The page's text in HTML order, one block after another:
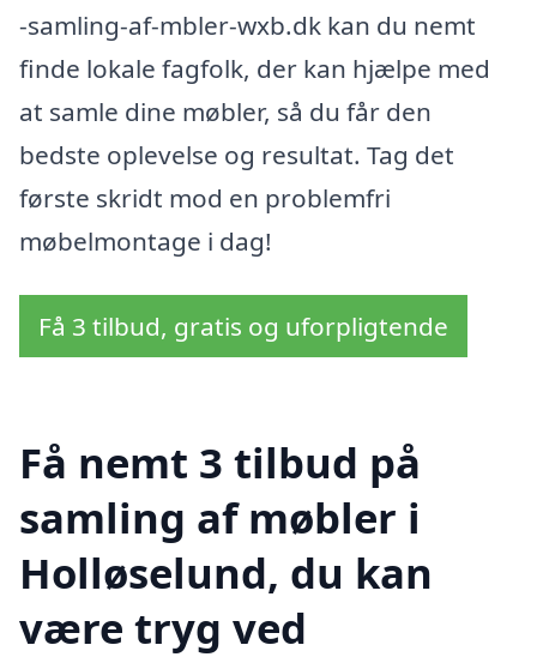
-samling-af-mbler-wxb.dk kan du nemt
finde lokale fagfolk, der kan hjælpe med
at samle dine møbler, så du får den
bedste oplevelse og resultat. Tag det
første skridt mod en problemfri
møbelmontage i dag!
Få 3 tilbud, gratis og uforpligtende
Få nemt 3 tilbud på
samling af møbler i
Holløselund, du kan
være tryg ved